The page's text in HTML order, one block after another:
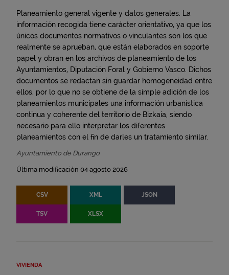
Planeamiento general vigente y datos generales. La
información recogida tiene carácter orientativo, ya que los
únicos documentos normativos o vinculantes son los que
realmente se aprueban, que están elaborados en soporte
papel y obran en los archivos de planeamiento de los
Ayuntamientos, Diputación Foral y Gobierno Vasco. Dichos
documentos se redactan sin guardar homogeneidad entre
ellos, por lo que no se obtiene de la simple adición de los
planeamientos municipales una información urbanística
continua y coherente del territorio de Bizkaia, siendo
necesario para ello interpretar los diferentes
planeamientos con el fin de darles un tratamiento similar.
Ayuntamiento de Durango
Última modificación 04 agosto 2026
CSV XML JSON
TSV XLSX
VIVIENDA